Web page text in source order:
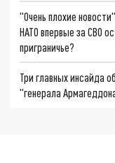
"Очень плохие
НАТО впервые за СВО
приграничье?
Три главных инсайда
"генерала